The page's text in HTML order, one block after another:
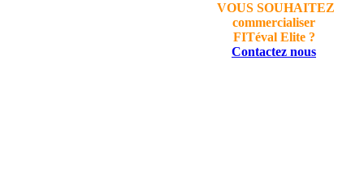
VOUS SOUHAITEZ
commercialiser
FITéval Elite ?
Contactez nous